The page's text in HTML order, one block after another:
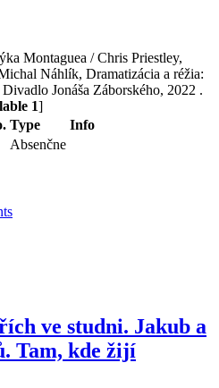
Montaguea / Chris Priestley,
Náhlík, Dramatizácia a réžia:
Jonáša Záborského, 2022 .
1]
Type
Info
Absenčne
ve studni. Jakub a
Tam, kde žijí